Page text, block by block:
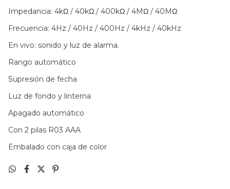
Impedancia: 4kΩ / 40kΩ / 400kΩ / 4MΩ / 40MΩ
Frecuencia: 4Hz / 40Hz / 400Hz / 4kHz / 40kHz
En vivo: sonido y luz de alarma.
Rango automático
Supresión de fecha
Luz de fondo y linterna
Apagado automático
Con 2 pilas R03 AAA
Embalado con caja de color